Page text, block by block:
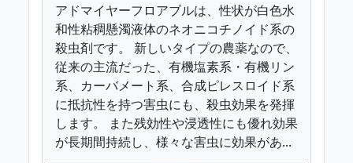
アドマイヤーフロアブルは、性状が白色水
和性粘稠懸濁液体のネオニコチノイド系の
殺虫剤です。 新しいタイプの農薬なので、
従来の主流だった、有機塩素系・有機リン
系、カーバメート系、合成ピレスロイド系
に抵抗性を持つ害虫にも、殺虫効果を発揮
します。 また残効性や浸透性にも優れ効果
が長期間持続し、様々な害虫に効果があ...